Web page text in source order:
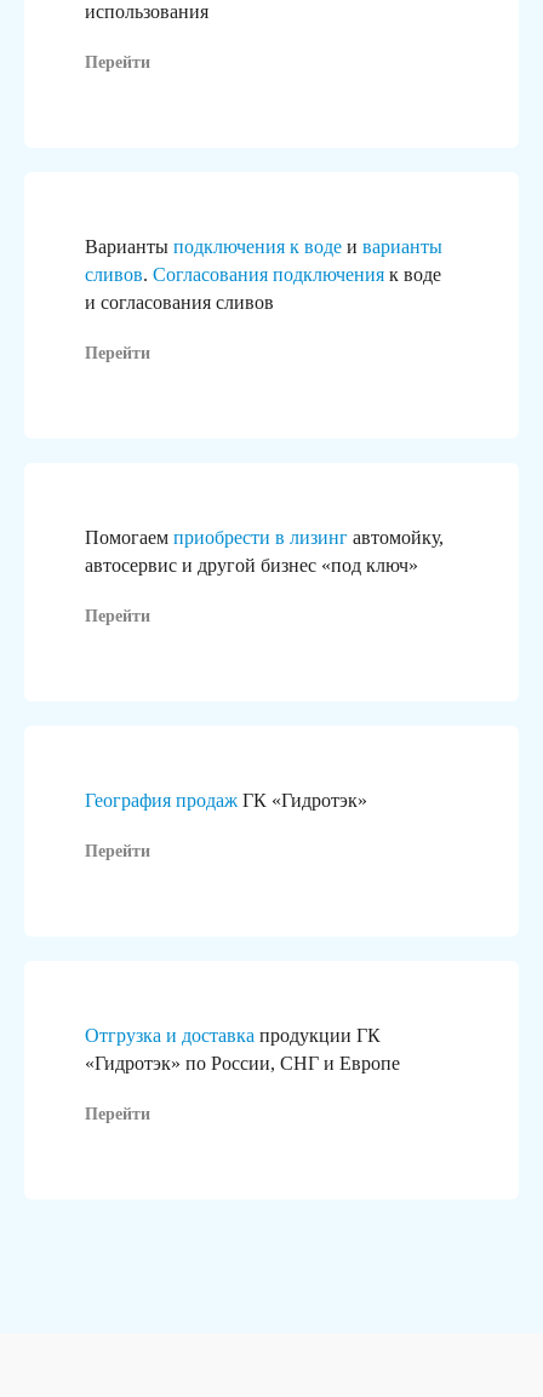
использования
Перейти
Варианты подключения к воде и варианты
сливов. Согласования подключения к воде
и согласования сливов
Перейти
Помогаем приобрести в лизинг автомойку,
автосервис и другой бизнес «под ключ»
Перейти
География продаж ГК «Гидротэк»
Перейти
Отгрузка и доставка продукции ГК
«Гидротэк» по России, СНГ и Европе
Перейти